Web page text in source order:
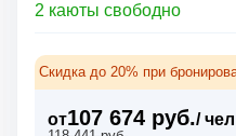
2 каюты свободно
Скидка до 20% при
от107 674 руб./ чел